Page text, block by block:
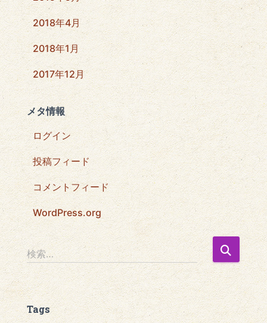
2018年4月
2018年1月
2017年12月
メタ情報
ログイン
投稿フィード
コメントフィード
WordPress.org
検
索
:
検索…
Tags